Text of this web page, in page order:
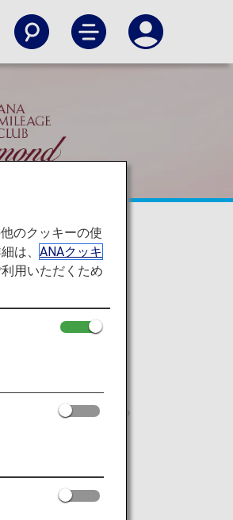
ドサー
択式特
お選びいただける
のクッキーの使
は、ANAクッキ
用いただくため